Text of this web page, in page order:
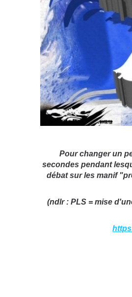
Pour changer un
secondes pendant
débat sur les manif
(ndlr : PLS = mise